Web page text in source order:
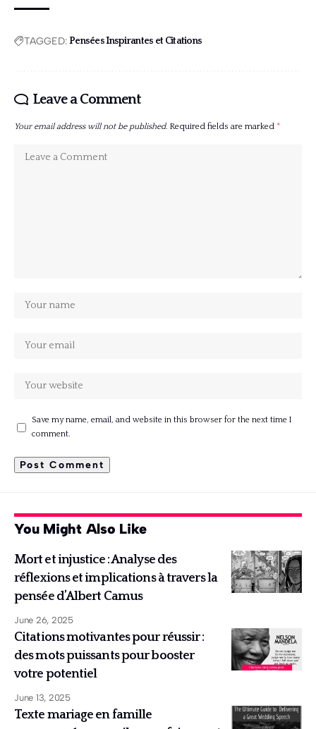
TAGGED:Pensées Inspirantes et Citations
Leave a Comment
Your email address will not be published. Required fields are marked *
Save my name, email, and website in this browser for the next time I
comment.
You Might Also Like
Mort et injustice : Analyse des
réflexions et implications à travers la
pensée d’Albert Camus
June 26, 2025
Citations motivantes pour réussir :
des mots puissants pour booster
votre potentiel
June 13, 2025
Texte mariage en famille